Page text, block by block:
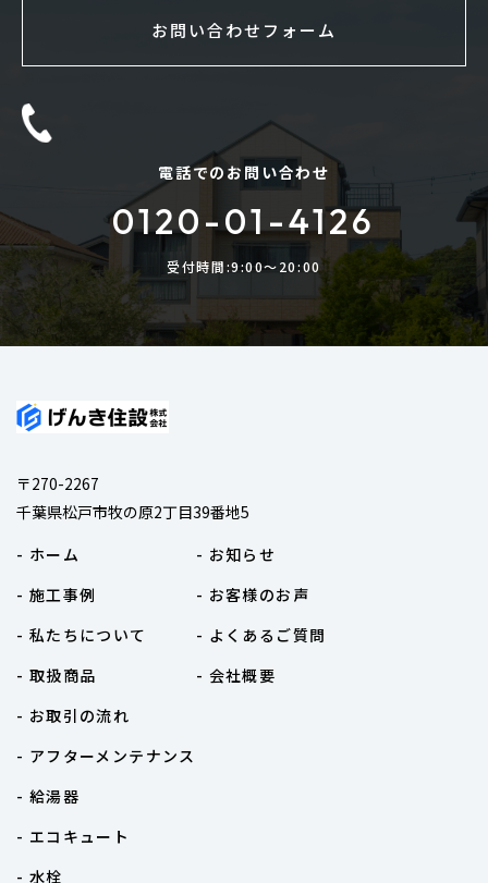
お問い合わせフォーム
電話でのお問い合わせ
0120-01-4126
受付時間:9:00〜20:00
〒270-2267
千葉県松戸市牧の原2丁目39番地5
- ホーム
- 施工事例
- 私たちについて
- 取扱商品
- お取引の流れ
- アフターメンテナンス
- お知らせ
- お客様のお声
- よくあるご質問
- 会社概要
- 給湯器
- エコキュート
- 水栓